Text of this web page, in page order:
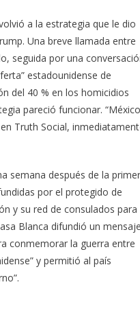
a la estrategia que le dio
Una breve llamada entre
seguida por una
estadounidense de
del 40 % en los homicidios
pareció funcionar. “México
Truth Social,
semana después de la
por el protegido de
y su red de consulados para
Blanca difundió un
conmemorar la guerra entre
y permitió al país